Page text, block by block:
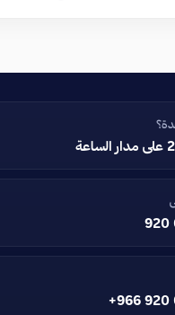
920
+966 920